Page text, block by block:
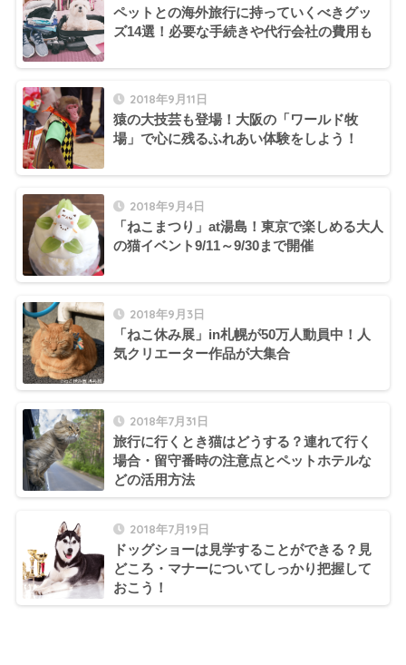
ペットとの海外旅行に持っていくべきグッ
ズ14選！必要な手続きや代行会社の費用も
2018年9月11日
猿の大技芸も登場！大阪の「ワールド牧
場」で心に残るふれあい体験をしよう！
2018年9月4日
「ねこまつり」at湯島！東京で楽しめる大人
の猫イベント9/11～9/30まで開催
2018年9月3日
「ねこ休み展」in札幌が50万人動員中！人
気クリエーター作品が大集合
2018年7月31日
旅行に行くとき猫はどうする？連れて行く
場合・留守番時の注意点とペットホテルな
どの活用方法
2018年7月19日
ドッグショーは見学することができる？見
どころ・マナーについてしっかり把握して
おこう！